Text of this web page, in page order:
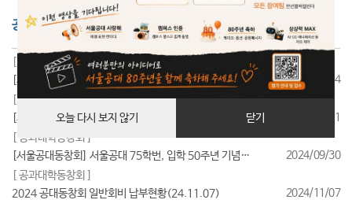
오늘 다시 보지 않기 닫기
공지사항 더보기
[ 공과대학동창회 ]
[서울공대동창회] 서울공대 85학번, 입학 40주년 기념행사 성료
2025/07/24
[ 공과대학동창회 ]
[서울공대동창회] 서울공대 95학번, 입학 30주년 기념행사 성료
2025/07/11
[ 공과대학동창회 ]
[서울공대동창회] 서울공대 75학번, 입학 50주년 기념행사 성료
2024/09/30
[ 공과대학동창회 ]
2024 공대동창회 일반회비 납부현황(24.11.07)
2024/11/07